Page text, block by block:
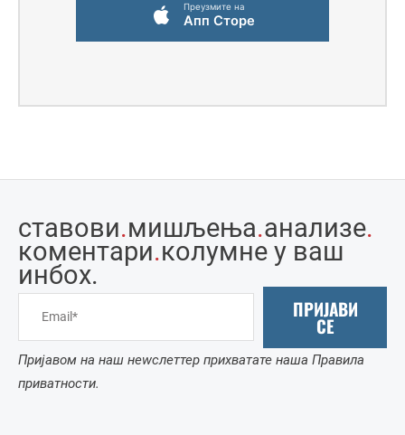
Преузмите на
Апп Сторе
ставови.мишљења.анализе.
коментари.колумне у ваш
инбоx.
ПРИЈАВИ
СЕ
Пријавом на наш неwслеттер прихватате наша Правила
приватности.